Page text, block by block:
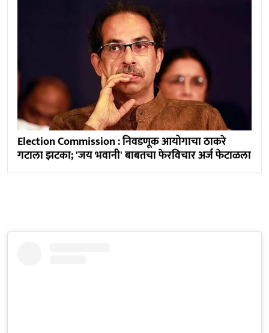
Election Commission : निवडणूक आयोगाचा ठाकरे
गटाला झटका; 'जय भवानी' बाबतचा फेरविचार अर्ज फेटाळला